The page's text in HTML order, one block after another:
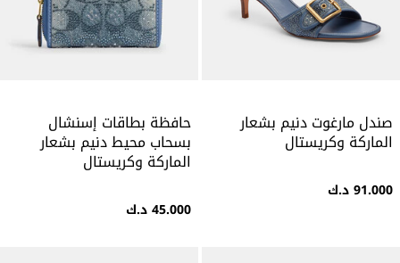
صندل مارغوت دنيم بشعار
الماركة وكريستال
91.000 د.ك
حافظة بطاقات إسنشال
بسحاب محيط دنيم بشعار
الماركة وكريستال
45.000 د.ك